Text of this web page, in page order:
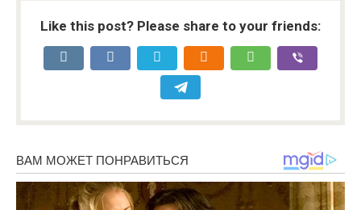
Like this post? Please share to your friends: